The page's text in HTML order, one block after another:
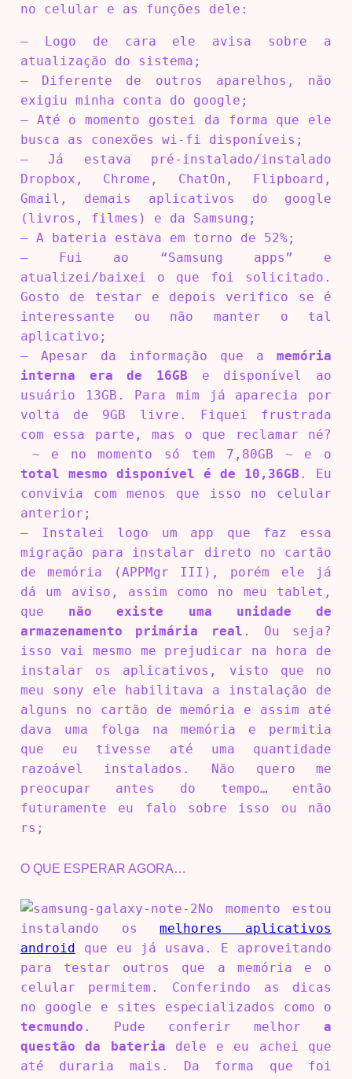
no celular e as funções dele:
– Logo de cara ele avisa sobre a
atualização do sistema;
– Diferente de outros aparelhos, não
exigiu minha conta do google;
– Até o momento gostei da forma que ele
busca as conexões wi-fi disponíveis;
– Já estava pré-instalado/instalado
Dropbox, Chrome, ChatOn, Flipboard,
Gmail, demais aplicativos do google
(livros, filmes) e da Samsung;
– A bateria estava em torno de 52%;
– Fui ao “Samsung apps” e
atualizei/baixei o que foi solicitado.
Gosto de testar e depois verifico se é
interessante ou não manter o tal
aplicativo;
– Apesar da informação que amemória
interna era de 16GB e disponível ao
usuário 13GB. Para mim já aparecia por
volta de 9GB livre. Fiquei frustrada
com essa parte, mas o que reclamar né?
~ e no momento só tem 7,80GB ~ e o
total mesmo disponível é de 10,36GB . Eu
convivia com menos que isso no celular
anterior;
– Instalei logo um app que faz essa
migração para instalar direto no cartão
de memória (APPMgr III), porém ele já
dá um aviso, assim como no meu tablet,
que não existe uma unidade de
armazenamento primária real . Ou seja?
isso vai mesmo me prejudicar na hora de
instalar os aplicativos, visto que no
meu sony ele habilitava a instalação de
alguns no cartão de memória e assim até
dava uma folga na memória e permitia
que eu tivesse até uma quantidade
razoável instalados. Não quero me
preocupar antes do tempo… então
futuramente eu falo sobre isso ou não
rs;
O QUE ESPERAR AGORA…
No momento estou
instalando osmelhores aplicativos
android
que eu já usava. E aproveitando
para testar outros que a memória e o
celular permitem. Conferindo as dicas
no google e sites especializados como o
tecmundo . Pude conferir melhora
questão da bateria dele e eu achei que
até duraria mais. Da forma que foi